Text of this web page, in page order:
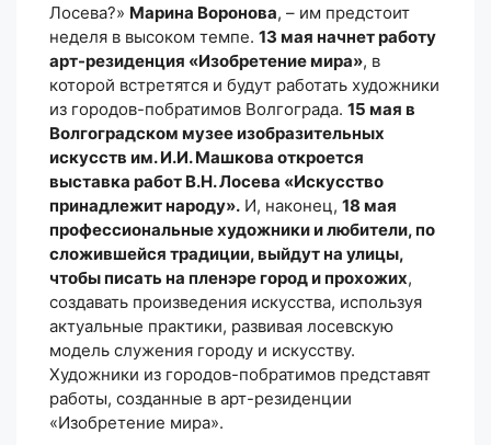
Лосева?» Марина Воронова, – им предстоит
неделя в высоком темпе. 13 мая начнет работу
арт-резиденция «Изобретение мира», в
которой встретятся и будут работать художники
из городов-побратимов Волгограда. 15 мая в
Волгоградском музее изобразительных
искусств им. И.И. Машкова откроется
выставка работ В.Н. Лосева «Искусство
принадлежит народу». И, наконец, 18 мая
профессиональные художники и любители, по
сложившейся традиции, выйдут на улицы,
чтобы писать на пленэре город и прохожих,
создавать произведения искусства, используя
актуальные практики, развивая лосевскую
модель служения городу и искусству.
Художники из городов-побратимов представят
работы, созданные в арт-резиденции
«Изобретение мира».